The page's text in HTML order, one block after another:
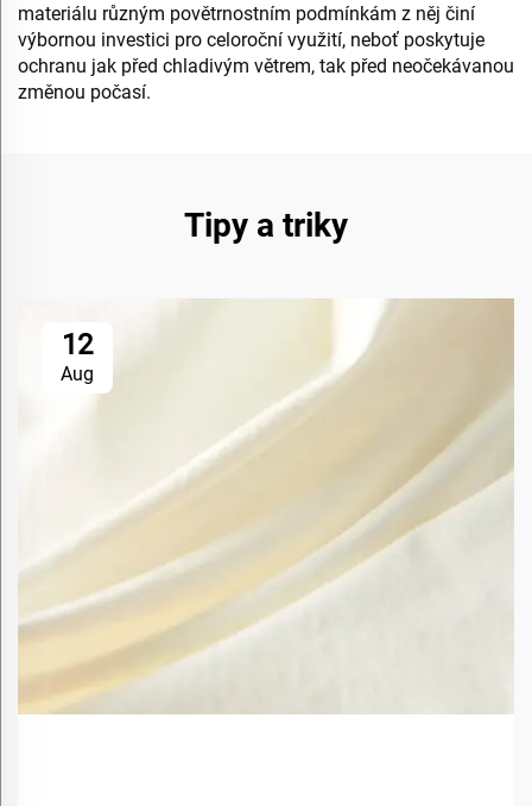
materiálu různým povětrnostním podmínkám z něj činí
výbornou investici pro celoroční využití, neboť poskytuje
ochranu jak před chladivým větrem, tak před neočekávanou
změnou počasí.
Tipy a triky
12
Aug